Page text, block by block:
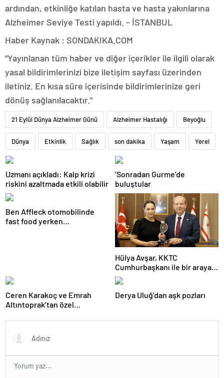
ardından, etkinliğe katılan hasta ve hasta yakınlarına
Alzheimer Seviye Testi yapıldı. – İSTANBUL
Haber Kaynak : SONDAKIKA.COM
“Yayınlanan tüm haber ve diğer içerikler ile ilgili olarak
yasal bildirimlerinizi bize iletişim sayfası üzerinden
iletiniz. En kısa süre içerisinde bildirimlerinize geri
dönüş sağlanılacaktır.”
21 Eylül Dünya Alzheimer Günü Alzheimer Hastalığı Beyoğlu
Dünya Etkinlik Sağlık son dakika Yaşam Yerel
Uzmanı açıkladı: Kalp krizi
riskini azaltmada etkili olabilir
‘Sonradan Gurme’de
buluştular
Ben Affleck otomobilinde
fast food yerken
Hülya Avşar, KKTC
Cumhurbaşkanı ile bir araya
geldi
Ceren Karakoç ve Emrah
Altıntoprak’tan özel
Derya Uluğ’dan aşk pozları